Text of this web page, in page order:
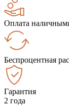
Оплата
Беспроцентная
Гарантия
2 года